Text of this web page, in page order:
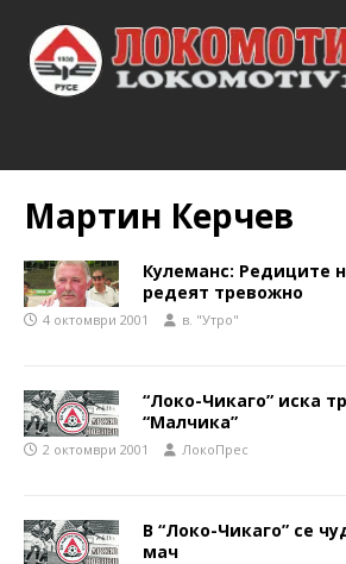
Мартин Керчев
Кулеманс: Редиците
редеят тревожно
4 октомври 2001 в. "Утро"
“Локо-Чикаго” иска
“Малчика”
2 октомври 2001 ЛокоПрес
В “Локо-Чикаго” се
мач